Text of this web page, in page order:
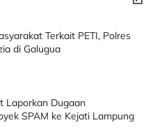
Terkait PETI, Polres
di Galugua
Laporkan Dugaan
SPAM ke Kejati Lampung